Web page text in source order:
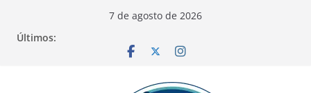
7 de agosto de 2026
Últimos: